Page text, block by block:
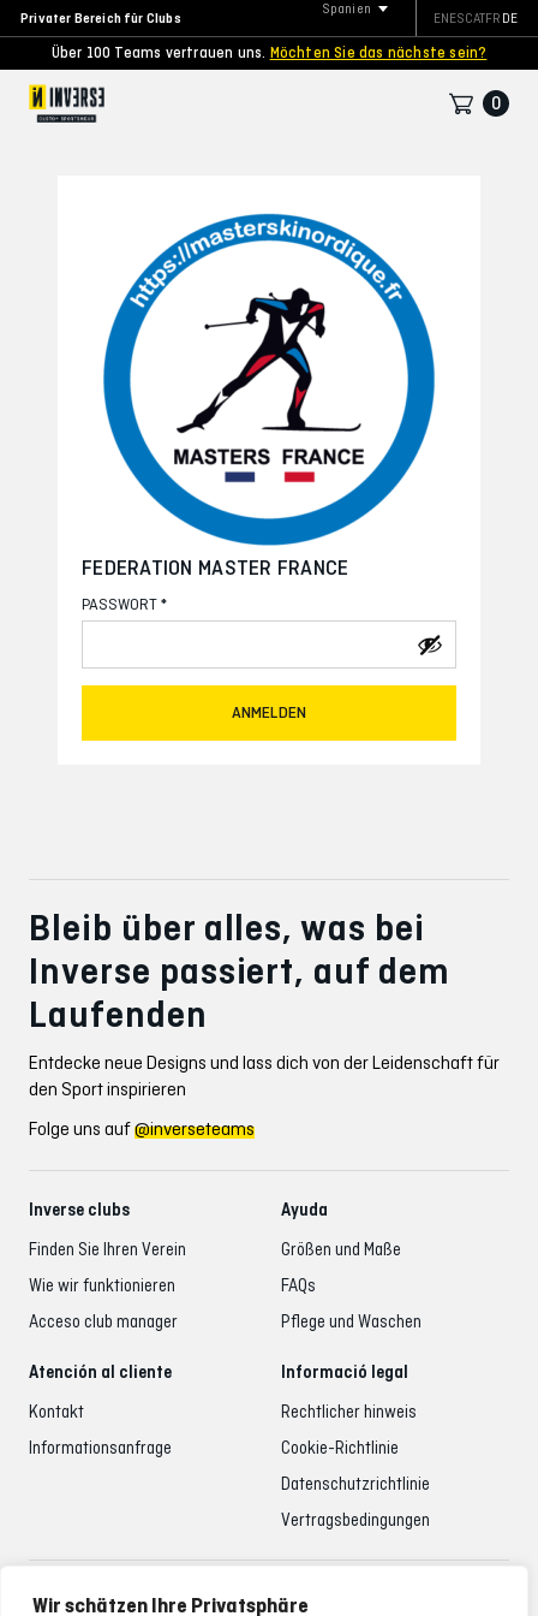
Wir schätzen Ihre Privatsphäre
Privater Bereich für Clubs
Über 100 Teams vertrauen uns. Möchten Sie das nächste sein?
Spanien
ENESCATFR DE
0
FEDERATION MASTER FRANCE
PASSWORT *
ANMELDEN
Bleib über alles, was bei
Inverse passiert, auf dem
Laufenden
Entdecke neue Designs und lass dich von der Leidenschaft für
den Sport inspirieren
Folge uns auf@inverseteams
Inverse clubs
Finden Sie Ihren Verein
Wie wir funktionieren
Acceso club manager
Ayuda
Größen und Maße
FAQs
Pflege und Waschen
Atención al cliente
Kontakt
Informationsanfrage
Informació legal
Rechtlicher hinweis
Cookie-Richtlinie
Datenschutzrichtlinie
Vertragsbedingungen
Betreuung der Kunden